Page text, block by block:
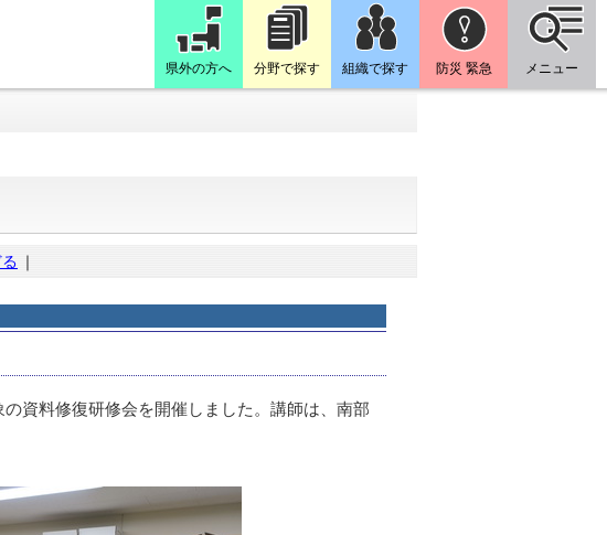
県外の方へ 分野で探す 組織で探す 防災 緊急 メニュー
｜
資料修復研修会を開催しました。講師は、南部